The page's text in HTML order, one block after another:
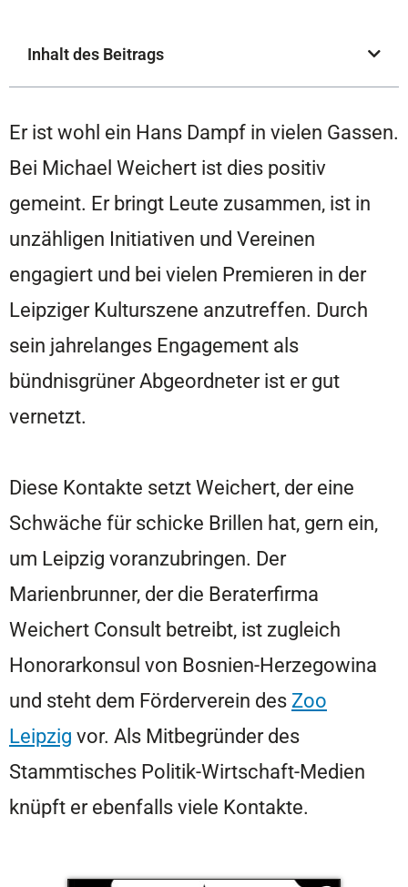
Inhalt des Beitrags
Er ist wohl ein Hans Dampf in vielen Gassen.
Bei Michael Weichert ist dies positiv
gemeint. Er bringt Leute zusammen, ist in
unzähligen Initiativen und Vereinen
engagiert und bei vielen Premieren in der
Leipziger Kulturszene anzutreffen. Durch
sein jahrelanges Engagement als
bündnisgrüner Abgeordneter ist er gut
vernetzt.
Diese Kontakte setzt Weichert, der eine
Schwäche für schicke Brillen hat, gern ein,
um Leipzig voranzubringen. Der
Marienbrunner, der die Beraterfirma
Weichert Consult betreibt, ist zugleich
Honorarkonsul von Bosnien-Herzegowina
und steht dem Förderverein des Zoo
Leipzig vor. Als Mitbegründer des
Stammtisches Politik-Wirtschaft-Medien
knüpft er ebenfalls viele Kontakte.